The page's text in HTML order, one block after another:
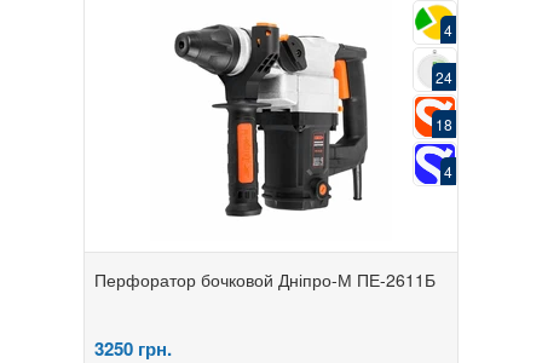
4
24
18
4
Перфоратор бочковой Дніпро-М ПЕ-2611Б
3250 грн.